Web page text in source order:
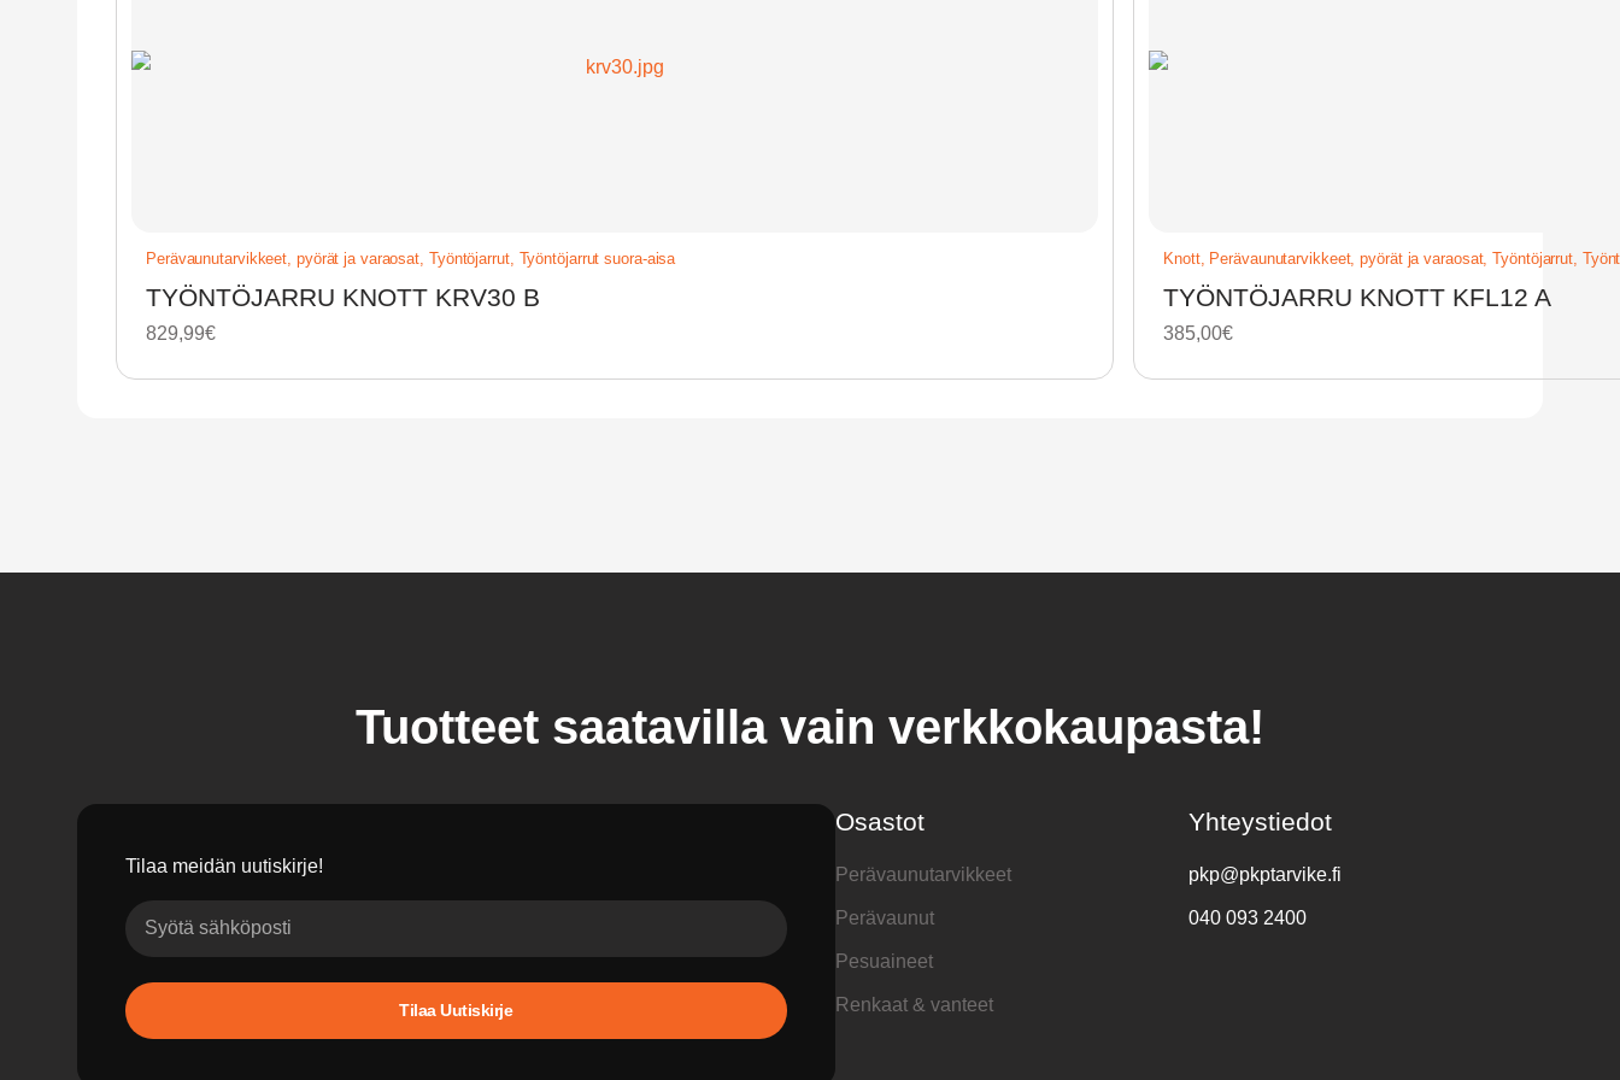
Perävaunutarvikkeet, pyörät ja varaosat, Työntöjarrut, Työntöjarrut suora-aisa
TYÖNTÖJARRU KNOTT KRV30 B
829,99€
Knott, Perävaunutarvikkeet, pyörät ja varaosat,Työntöjarrut,
TYÖNTÖJARRU KNOTT KFL12 A
385,00€
Tuotteet saatavilla vain verkkokaupasta!
Tilaa meidän uutiskirje!
Tilaa Uutiskirje
Osastot
Perävaunutarvikkeet
Perävaunut
Pesuaineet
Renkaat & vanteet
Yhteystiedot
pkp@pkptarvike.fi
040 093 2400